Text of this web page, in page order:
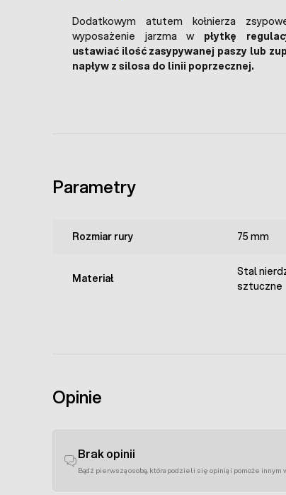
Dodatkowym atutem kołnierza
wyposażenie jarzma w płytkę
ustawiać ilość zasypywanej paszy lub
napływ z silosa do linii poprzecznej.
Parametry
Rozmiar rury 75 mm
Materiał
Stal
sztuczne
Opinie
Brak opinii
Bądź pierwszą osobą, która podzieli się opinią i pomoże innym